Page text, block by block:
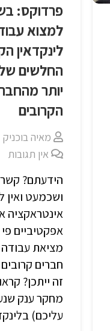
פרדוקס:
למצוא
לינקדאין
החלשים
יותר
הקרובים
מאיה בוכניק
אין תגובות
הידעתם?
ושכמעט ואין
אינטראקציה
מציאת
חברים
זה ייתכן?
מחקר ענק
עליכם)